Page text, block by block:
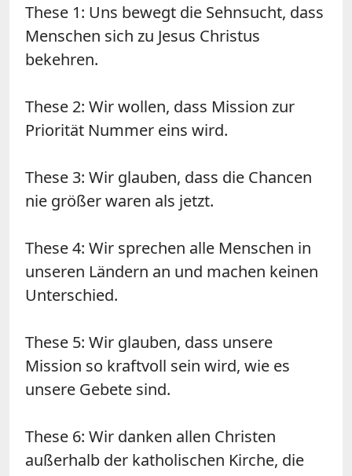
These 1: Uns bewegt die Sehnsucht, dass
Menschen sich zu Jesus Christus
bekehren.
These 2: Wir wollen, dass Mission zur
Priorität Nummer eins wird.
These 3: Wir glauben, dass die Chancen
nie größer waren als jetzt.
These 4: Wir sprechen alle Menschen in
unseren Ländern an und machen keinen
Unterschied.
These 5: Wir glauben, dass unsere
Mission so kraftvoll sein wird, wie es
unsere Gebete sind.
These 6: Wir danken allen Christen
außerhalb der katholischen Kirche, die